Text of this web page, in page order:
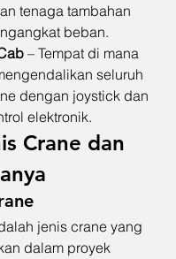
tenaga tambahan
beban.
– Tempat di mana
seluruh
dengan joystick dan
elektronik.
Crane dan
jenis crane yang
dalam proyek